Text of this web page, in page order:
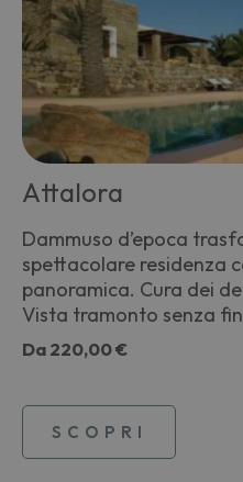
Attalora
Dammuso d’epoca
spettacolare residenza
panoramica. Cura dei
Vista tramonto senza
Da 220,00 €
SCOPRI